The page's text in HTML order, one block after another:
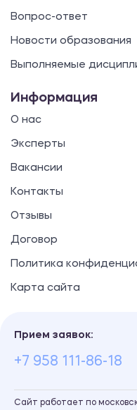
Вопрос-ответ
Новости образования
Выполняемые
Информация
О нас
Эксперты
Вакансии
Контакты
Отзывы
Договор
Политика
Карта сайта
Прием заявок:
+7 958 111-86-18
Сайт работает по